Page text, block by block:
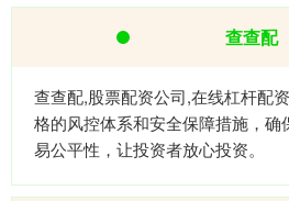
查查配
查查配,股票配资公司,在线杠杆配
格的风控体系和安全保障措施，确
易公平性，让投资者放心投资。